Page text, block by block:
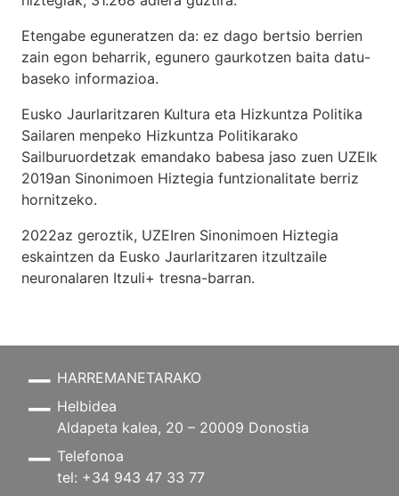
Etengabe eguneratzen da: ez dago bertsio berrien
zain egon beharrik, egunero gaurkotzen baita datu-
baseko informazioa.
Eusko Jaurlaritzaren Kultura eta Hizkuntza Politika
Sailaren menpeko Hizkuntza Politikarako
Sailburuordetzak emandako babesa jaso zuen UZEIk
2019an Sinonimoen Hiztegia funtzionalitate berriz
hornitzeko.
2022az geroztik, UZEIren Sinonimoen Hiztegia
eskaintzen da Eusko Jaurlaritzaren itzultzaile
neuronalaren Itzuli+ tresna-barran.
HARREMANETARAKO
Helbidea
Aldapeta kalea, 20 – 20009 Donostia
Telefonoa
tel: +34 943 47 33 77